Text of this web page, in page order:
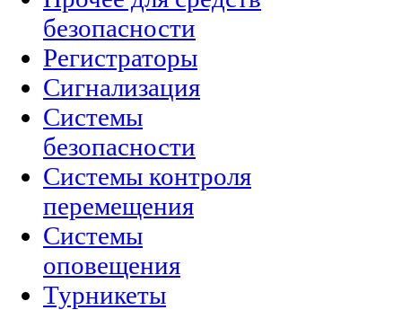
безопасности
Регистраторы
Сигнализация
Системы
безопасности
Системы контроля
перемещения
Системы
оповещения
Турникеты